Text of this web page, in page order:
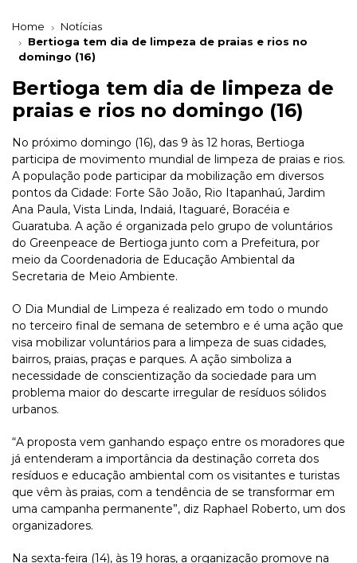
Home
Notícias
Bertioga tem dia de limpeza de praias e rios no
domingo (16)
Bertioga tem dia de limpeza de
praias e rios no domingo (16)
No próximo domingo (16), das 9 às 12 horas, Bertioga
participa de movimento mundial de limpeza de praias e rios.
A população pode participar da mobilização em diversos
pontos da Cidade: Forte São João, Rio Itapanhaú, Jardim
Ana Paula, Vista Linda, Indaiá, Itaguaré, Boracéia e
Guaratuba. A ação é organizada pelo grupo de voluntários
do Greenpeace de Bertioga junto com a Prefeitura, por
meio da Coordenadoria de Educação Ambiental da
Secretaria de Meio Ambiente.
O Dia Mundial de Limpeza é realizado em todo o mundo
no terceiro final de semana de setembro e é uma ação que
visa mobilizar voluntários para a limpeza de suas cidades,
bairros, praias, praças e parques. A ação simboliza a
necessidade de conscientização da sociedade para um
problema maior do descarte irregular de resíduos sólidos
urbanos.
“A proposta vem ganhando espaço entre os moradores que
já entenderam a importância da destinação correta dos
resíduos e educação ambiental com os visitantes e turistas
que vêm às praias, com a tendência de se transformar em
uma campanha permanente”, diz Raphael Roberto, um dos
organizadores.
Na sexta-feira (14), às 19 horas, a organização promove na